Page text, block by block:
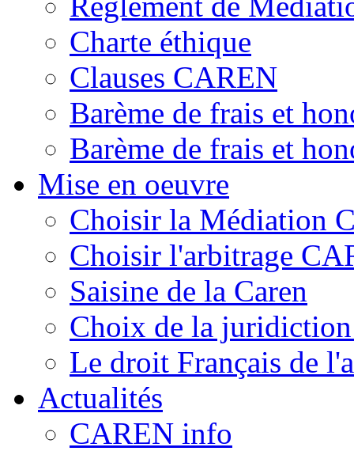
Charte éthique
Clauses CAREN
Barème de frais et
Barème de frais et
Mise en oeuvre
Choisir la Médiation
Choisir l'arbitrage
Saisine de la Caren
Choix de la
Le droit Français de
Actualités
CAREN info